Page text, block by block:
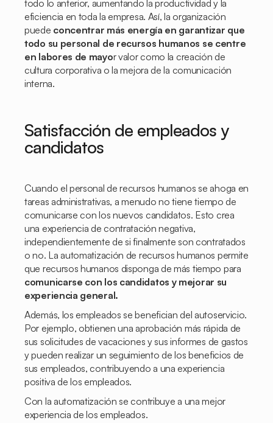
todo lo anterior, aumentando la productividad y la
eficiencia en toda la empresa. Así, la organización
puede concentrar más energía en garantizar que
todo su personal de recursos humanos se centre
en labores de mayor valor como la creación de
cultura corporativa o la mejora de la comunicación
interna.
Satisfacción de empleados y
candidatos
Cuando el personal de recursos humanos se ahoga en
tareas administrativas, a menudo no tiene tiempo de
comunicarse con los nuevos candidatos. Esto crea
una experiencia de contratación negativa,
independientemente de si finalmente son contratados
o no. La automatización de recursos humanos permite
que recursos humanos disponga de más tiempo para
comunicarse con los candidatos y mejorar su
experiencia general.
Además, los empleados se benefician del autoservicio.
Por ejemplo, obtienen una aprobación más rápida de
sus solicitudes de vacaciones y sus informes de gastos
y pueden realizar un seguimiento de los beneficios de
sus empleados, contribuyendo a una experiencia
positiva de los empleados.
Con la automatización se contribuye a una mejor
experiencia de los empleados.